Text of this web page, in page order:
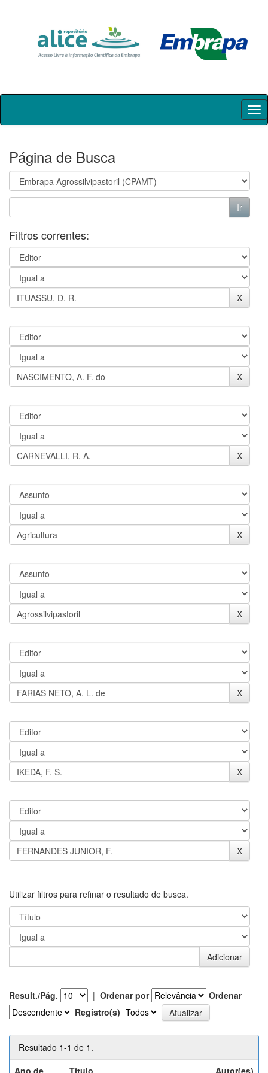
Skip
Página de Busca
Filtros correntes:
Utilizar filtros para refinar o resultado de busca.
Result./Pág. | Ordenar por
Ordenar
Registro(s)
Resultado 1-1 de 1.
Ano de
Título Autor(es)